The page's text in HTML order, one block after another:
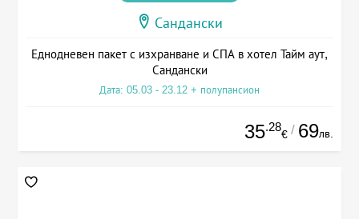
Сандански
Еднодневен пакет с изхранване и СПА в хотел Тайм аут,
Сандански
Дата: 05.03 - 23.12 + полупансион
35.28
€ / 69лв.